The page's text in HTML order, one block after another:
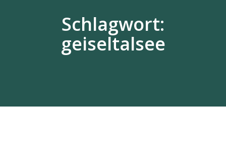
Schlagwort:
geiseltalsee